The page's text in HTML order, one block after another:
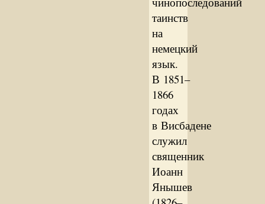
таинств
на
немецкий
язык.
В 1851–
1866
годах
в Висбадене
служил
священник
Иоанн
Янышев